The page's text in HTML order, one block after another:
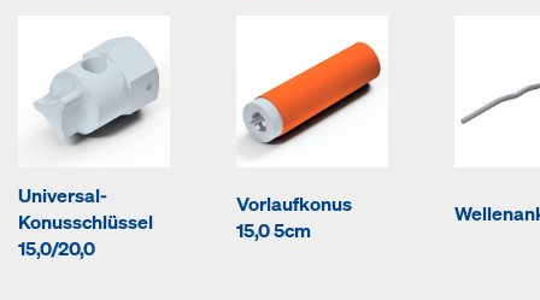
Universal-
Konusschlüssel
15,0/20,0
Vorlaufkonus
15,0 5cm